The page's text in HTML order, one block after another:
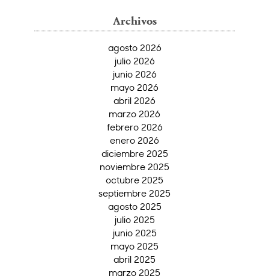
Archivos
agosto 2026
julio 2026
junio 2026
mayo 2026
abril 2026
marzo 2026
febrero 2026
enero 2026
diciembre 2025
noviembre 2025
octubre 2025
septiembre 2025
agosto 2025
julio 2025
junio 2025
mayo 2025
abril 2025
marzo 2025